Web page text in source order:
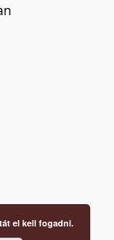
el kell fogadni.